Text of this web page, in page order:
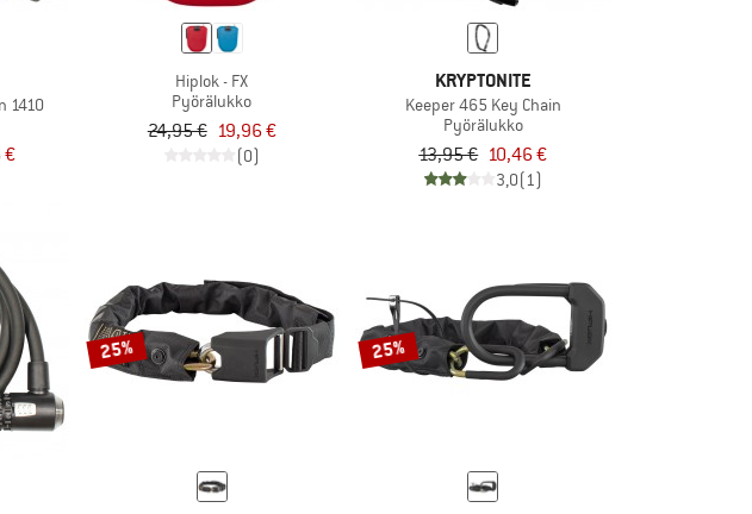
1410
€
Hiplok - FX
Pyörälukko
24,95 € 19,96 €
(0)
KRYPTONITE
Keeper 465 Key Chain
Pyörälukko
13,95 € 10,46 €
3,0(1)
25% 25%